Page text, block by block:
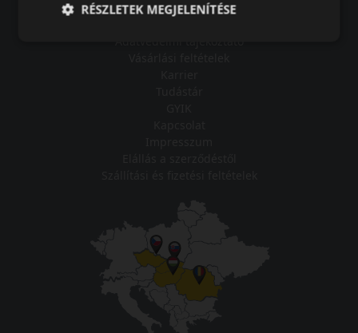
Impresszum
RÉSZLETEK MEGJELENÍTÉSE